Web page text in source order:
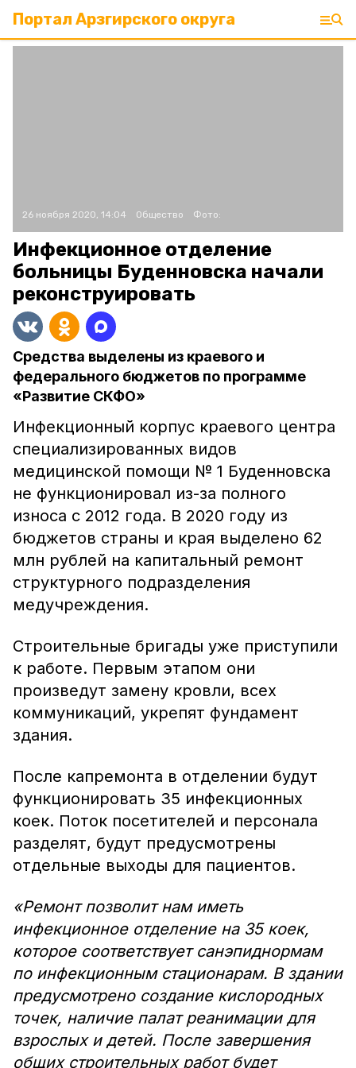
Портал Арзгирского округа
26 ноября 2020, 14:04 Общество Фото:
Инфекционное отделение
больницы Буденновска начали
реконструировать
Средства выделены из краевого и
федерального бюджетов по программе
«Развитие СКФО»
Инфекционный корпус краевого центра
специализированных видов
медицинской помощи № 1 Буденновска
не функционировал из-за полного
износа с 2012 года. В 2020 году из
бюджетов страны и края выделено 62
млн рублей на капитальный ремонт
структурного подразделения
медучреждения.
Строительные бригады уже приступили
к работе. Первым этапом они
произведут замену кровли, всех
коммуникаций, укрепят фундамент
здания.
После капремонта в отделении будут
функционировать 35 инфекционных
коек. Поток посетителей и персонала
разделят, будут предусмотрены
отдельные выходы для пациентов.
«Ремонт позволит нам иметь
инфекционное отделение на 35 коек,
которое соответствует санэпиднормам
по инфекционным стационарам. В здании
предусмотрено создание кислородных
точек, наличие палат реанимации для
взрослых и детей. После завершения
общих строительных работ будет